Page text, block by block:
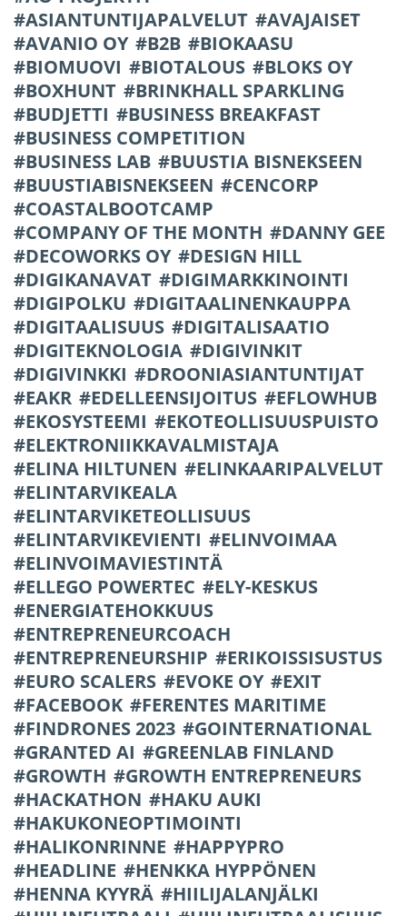
ASIANTUNTIJAPALVELUT
AVAJAISET
AVANIO OY
B2B
BIOKAASU
BIOMUOVI
BIOTALOUS
BLOKS OY
BOXHUNT
BRINKHALL SPARKLING
BUDJETTI
BUSINESS BREAKFAST
BUSINESS COMPETITION
BUSINESS LAB
BUUSTIA BISNEKSEEN
BUUSTIABISNEKSEEN
CENCORP
COASTALBOOTCAMP
COMPANY OF THE MONTH
DANNY GEE
DECOWORKS OY
DESIGN HILL
DIGIKANAVAT
DIGIMARKKINOINTI
DIGIPOLKU
DIGITAALINENKAUPPA
DIGITAALISUUS
DIGITALISAATIO
DIGITEKNOLOGIA
DIGIVINKIT
DIGIVINKKI
DROONIASIANTUNTIJAT
EAKR
EDELLEENSIJOITUS
EFLOWHUB
EKOSYSTEEMI
EKOTEOLLISUUSPUISTO
ELEKTRONIIKKAVALMISTAJA
ELINA HILTUNEN
ELINKAARIPALVELUT
ELINTARVIKEALA
ELINTARVIKETEOLLISUUS
ELINTARVIKEVIENTI
ELINVOIMAA
ELINVOIMAVIESTINTÄ
ELLEGO POWERTEC
ELY-KESKUS
ENERGIATEHOKKUUS
ENTREPRENEURCOACH
ENTREPRENEURSHIP
ERIKOISSISUSTUS
EURO SCALERS
EVOKE OY
EXIT
FACEBOOK
FERENTES MARITIME
FINDRONES 2023
GOINTERNATIONAL
GRANTED AI
GREENLAB FINLAND
GROWTH
GROWTH ENTREPRENEURS
HACKATHON
HAKU AUKI
HAKUKONEOPTIMOINTI
HALIKONRINNE
HAPPYPRO
HEADLINE
HENKKA HYPPÖNEN
HENNA KYYRÄ
HIILIJALANJÄLKI